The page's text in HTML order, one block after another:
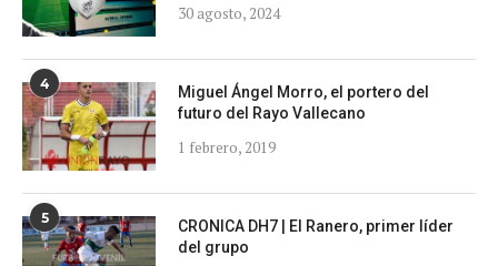
30 agosto, 2024
4
Miguel Ángel Morro, el portero del
futuro del Rayo Vallecano
1 febrero, 2019
5
CRONICA DH7 | El Ranero, primer líder
del grupo